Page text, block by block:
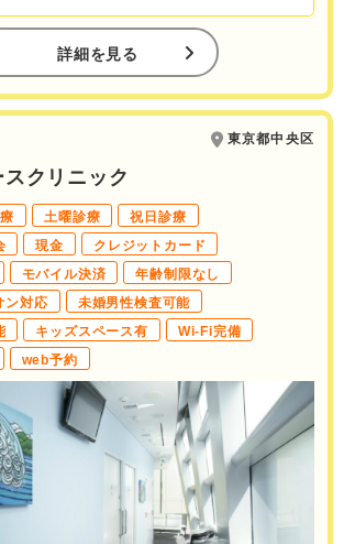
詳細を見る
東京都中央区
クリニック
土曜診療
祝日診療
現金
クレジットカード
モバイル決済
年齢制限なし
ン対応
未婚男性検査可能
キッズスペース有
Wi-Fi完備
web予約